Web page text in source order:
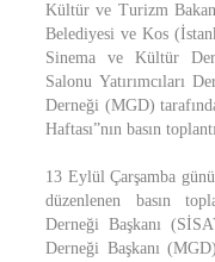
Kültür ve Turizm
Belediyesi ve Kos
Sinema ve Kültür
Salonu Yatırımcıları
Derneği (MGD)
Haftası”nın basın
13 Eylül Çarşamba
düzenlenen basın
Derneği Başkanı
Derneği Başkanı